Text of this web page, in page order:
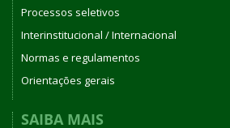
Processos seletivos
Interinstitucional / Internacional
Normas e regulamentos
Orientações gerais
SAIBA MAIS